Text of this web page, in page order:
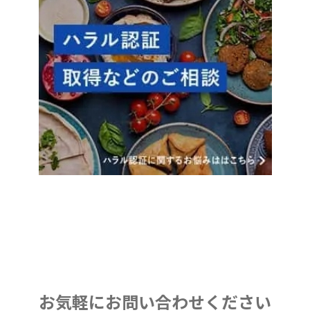
お気軽にお問い合わせください